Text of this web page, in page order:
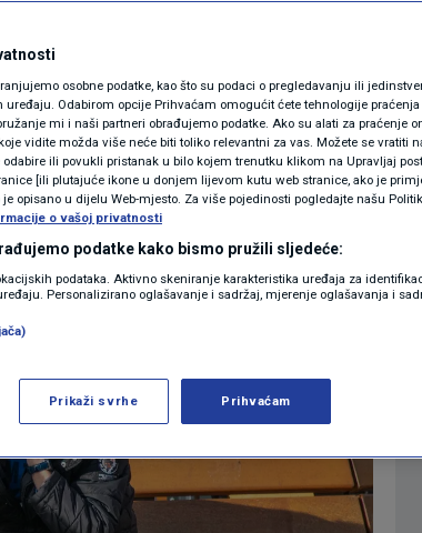
MAGAZIN
KOLUMNE
N1(DIS)INFO
KLIMATSKE PROMJENE
FOTO
VIDEO
percent on the
osobne podatke, kao što su podaci o pregledavanju ili
Odabirom opcije Prihvaćam omogućit ćete tehnologije praćenja
mi i naši partneri obrađujemo podatke. Ako su alati za praćenje
vidite možda više neće biti toliko relevantni za vas. Možete se vratiti
ili povukli pristanak u bilo kojem trenutku klikom na Upravljaj
[ili plutajuće ikone u donjem lijevom kutu web stranice, ako je
opisano u dijelu Web-mjesto. Za više pojedinosti pogledajte našu
o vašoj privatnosti
podatke kako bismo pružili sljedeće:
podataka. Aktivno skeniranje karakteristika uređaja za
Personalizirano oglašavanje i sadržaj, mjerenje oglašavanja i
Prikaži svrhe Prihvaćam